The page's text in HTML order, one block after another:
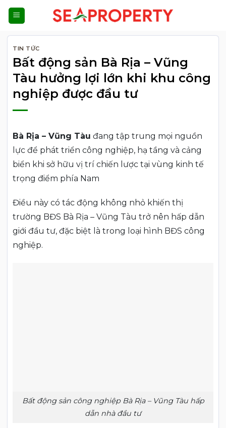
Bỏ
qua
nội
dungTIN TỨC
Bất động sản Bà Rịa – Vũng
Tàu hưởng lợi lớn khi khu công
nghiệp được đầu tư
Bà Rịa – Vũng Tàu đang tập trung mọi nguồn
lực để phát triển công nghiệp, hạ tầng và cảng
biển khi sở hữu vị trí chiến lược tại vùng kinh tế
trọng điểm phía Nam
Điều này có tác động không nhỏ khiến thị
trường BĐS Bà Rịa – Vũng Tàu trở nên hấp dẫn
giới đầu tư, đặc biệt là trong loại hình BĐS công
nghiệp.
Bất động sản công nghiệp Bà Rịa – Vũng Tàu hấp
dẫn nhà đầu tư